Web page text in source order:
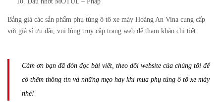
Bảng giá các sản phẩm phụ tùng ô tô xe máy Hoàng An Vina cung cấp
với giá sỉ ưu đãi, vui lòng truy cập trang web để tham khảo chi tiết:
Cảm ơn bạn đã đón đọc bài viết, theo dõi website của chúng tôi để
có thêm thông tin và những mẹo hay khi mua phụ tùng ô tô xe máy
nhé!